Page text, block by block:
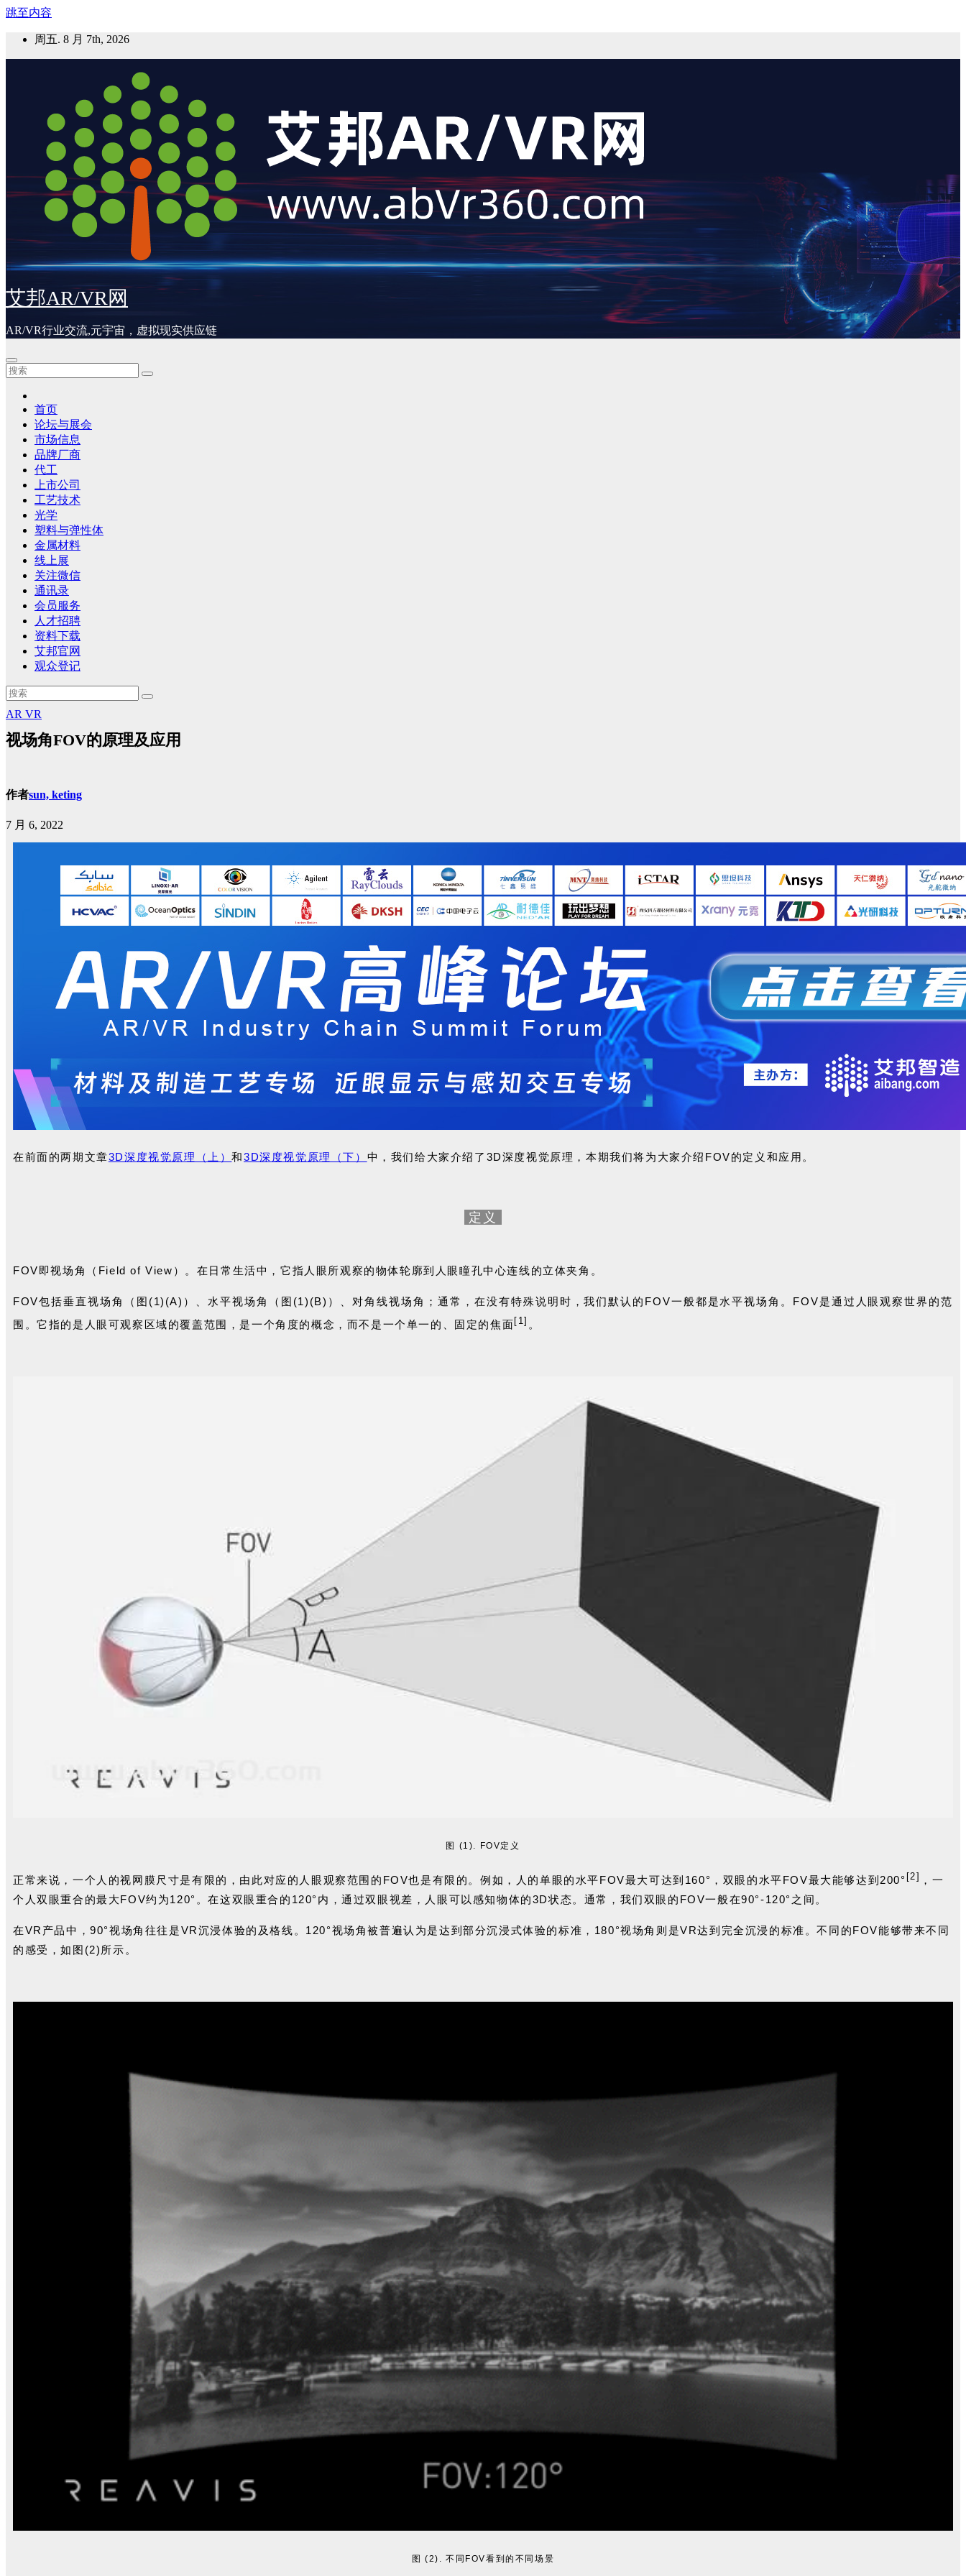
跳至内容
周五. 8 月 7th, 2026
艾邦AR/VR网
AR/VR行业交流,元宇宙，虚拟现实供应链
首页
论坛与展会
市场信息
品牌厂商
代工
上市公司
工艺技术
光学
塑料与弹性体
金属材料
线上展
关注微信
通讯录
会员服务
人才招聘
资料下载
艾邦官网
观众登记
AR VR
视场角FOV的原理及应用
作者sun, keting
7 月 6, 2022
在前面的两期文章3D深度视觉原理（上）和3D深度视觉原理（下） 中，我们给大家介绍了3D深度视觉原理，本期我们将为大家介绍FOV的定义和应用。
定义
FOV即视场角（Field of View）。在日常生活中， 它指人眼 所观察的物体轮廓到人眼瞳孔中心连线的立体夹角。
FOV包括垂直视场角（图(1) (A) ）、水平视场角 （图 (1) (B) ） 、对角线视场角；通常，在没有特殊说明时，我们默认的FOV一般都是水平视场角。 FOV是通过人眼观察世界的范
围。它指的是人眼可观察区域的覆盖范围，是一个角度的概念，而不是一个单一的、固定的焦面 [1] 。
图 (1). FOV定义
正常来说，一个人的视网膜尺寸是有限的 ，由此对应的人眼观察范围的FOV也是有限的。例如，人的单眼的水平FOV最大可达到160°，双眼的水平FOV最大能够达到200° [2]
，一
个人双眼重合的最大FOV约为120°。在这双眼重合的120°内，通过双眼视差，人眼可以感知物体的3D状态。通常，我们双眼的FOV一般在90°-120°之间。
在VR产品中，90°视场角往往是VR沉浸体验的及格线。120°视场角被普遍认为是达到部分沉浸式体验的标准，180°视场角则是VR达到完全沉浸的标准。不同的FOV能够带来不同
的感受，如图(2)所示。
图 (2). 不同FOV看到的不同场景